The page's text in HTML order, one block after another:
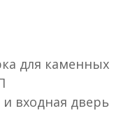
входная дверь